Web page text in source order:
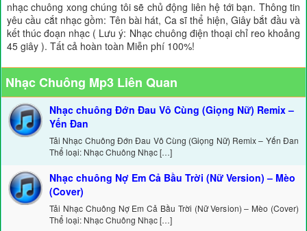
nhạc chuông xong chúng tôi sẽ chủ động liên hệ tới bạn. Thông tin
yêu cầu cắt nhạc gồm: Tên bài hát, Ca sĩ thể hiện, Giây bắt đầu và
kết thúc đoạn nhạc ( Lưu ý: Nhạc chuông điện thoại chỉ reo khoảng
45 giây ). Tất cả hoàn toàn Miễn phí 100%!
Nhạc Chuông Mp3 Liên Quan
Nhạc chuông Đớn Đau Vô Cùng (Giọng Nữ) Remix –
Yến Đan
Tải Nhạc Chuông Đớn Đau Vô Cùng (Giọng Nữ) Remix – Yến Đan
Thể loại: Nhạc Chuông Nhạc […]
Nhạc chuông Nợ Em Cả Bầu Trời (Nữ Version) – Mèo
(Cover)
Tải Nhạc Chuông Nợ Em Cả Bầu Trời (Nữ Version) – Mèo (Cover)
Thể loại: Nhạc Chuông Nhạc […]